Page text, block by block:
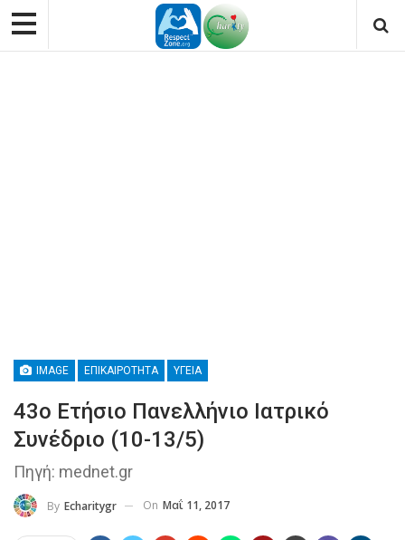
IMAGE ΕΠΙΚΑΙΡΌΤΗΤΑ ΥΓΕΊΑ
43ο Ετήσιο Πανελλήνιο Ιατρικό
Συνέδριο (10-13/5)
Πηγή: mednet.gr
By Echaritygr On Μαΐ 11, 2017